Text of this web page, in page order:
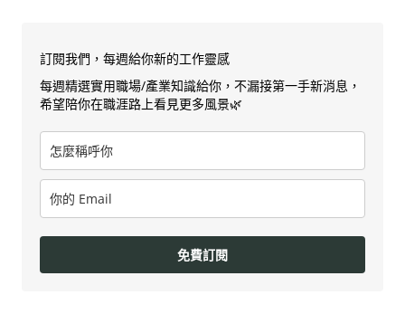
訂閱我們，每週給你新的工作靈感
每週精選實用職場/產業知識給你，不漏接第一手新消息，
希望陪你在職涯路上看見更多風景🌿
免費訂閱